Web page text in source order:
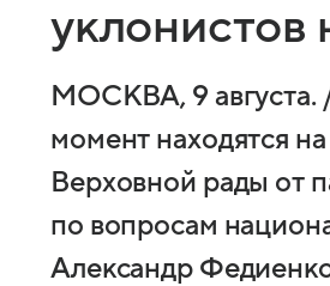
уклонистов
МОСКВА, 9 августа.
момент находятся
Верховной рады от
по вопросам
Александр